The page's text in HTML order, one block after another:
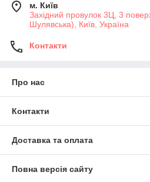
м. Київ
Західний провулок 3Ц, 3
Шулявська), Київ, Україна
Контакти
Про нас
Контакти
Доставка та оплата
Повна версія сайту